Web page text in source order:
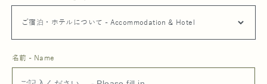
名前 - Name